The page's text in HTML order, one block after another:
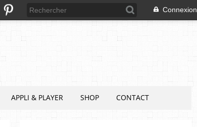
Connexion
APPLI & PLAYER SHOP CONTACT